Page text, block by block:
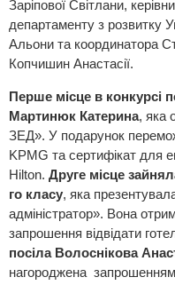
Заріпової Світлани,
департаменту з розвитку
Альони та координатора
Копчишин Анастасії.
Перше місце в конкурсі
Мартинюк Катерина, яка
ЗЕД». У подарунок
KPMG та сертифікат для
Hilton. Друге місце
го класу, яка
адміністратор». Вона
запрошення відвідати
посіла Волоснікова
нагороджена